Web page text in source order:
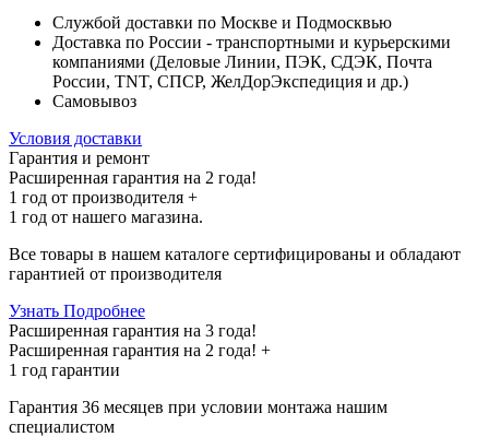
Службой доставки по Москве и Подмосквью
Доставка по России - транспортными и курьерскими
компаниями (Деловые Линии, ПЭК, СДЭК, Почта
России, TNT, СПСР, ЖелДорЭкспедиция и др.)
Самовывоз
Условия доставки
Гарантия и ремонт
Расширенная гарантия на 2 года!
1 год от производителя +
1 год от нашего магазина.
Все товары в нашем каталоге сертифицированы и обладают
гарантией от производителя
Узнать Подробнее
Расширенная гарантия на 3 года!
Расширенная гарантия на 2 года! +
1 год гарантии
Гарантия 36 месяцев при условии монтажа нашим
специалистом